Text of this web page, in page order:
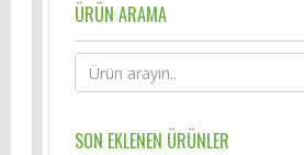
ÜRÜN ARAMA
SON EKLENEN ÜRÜNLER